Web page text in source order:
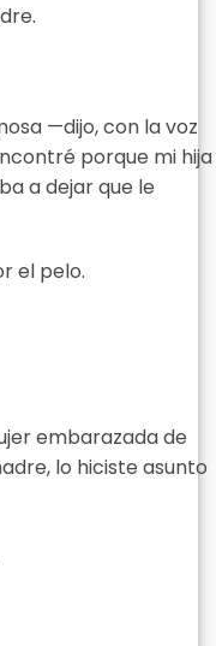
—dijo, con la voz
porque mi hija
a dejar que le
el pelo.
embarazada de
lo hiciste asunto